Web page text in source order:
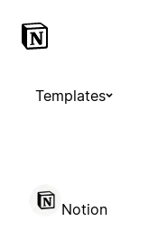
Templates
Notion